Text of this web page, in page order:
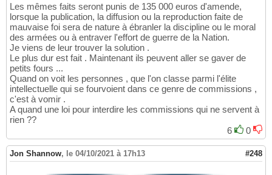
Les mêmes faits seront punis de 135 000 euros d'amende,
lorsque la publication, la diffusion ou la reproduction faite de
mauvaise foi sera de nature à ébranler la discipline ou le moral
des armées ou à entraver l'effort de guerre de la Nation.
Je viens de leur trouver la solution .
Le plus dur est fait . Maintenant ils peuvent aller se gaver de
petits fours ...
Quand on voit les personnes , que l'on classe parmi l'élite
intellectuelle qui se fourvoient dans ce genre de commissions ,
c'est à vomir .
A quand une loi pour interdire les commissions qui ne servent à
rien ??
6
0
Jon Shannow, le 04/10/2021 à 17h13 #248